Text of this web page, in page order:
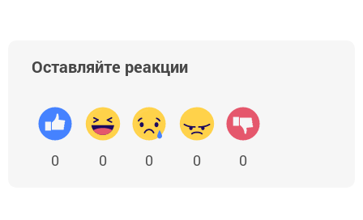
Оставляйте реакции
0 0 0 0 0